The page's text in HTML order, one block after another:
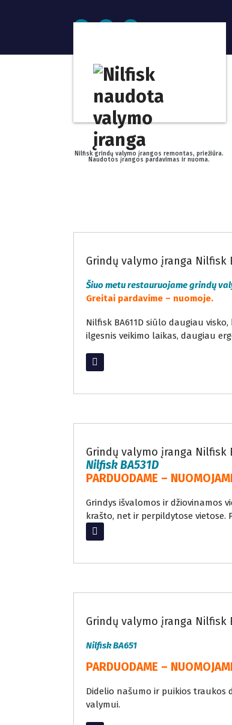
Nilfisk grindų valymo įrangos remontas, priežiūra.
Naudotos įrangos pardavimas ir nuoma.
Grindų valymo įranga Nilfisk
Šiuo metu restauruojame grindų
Greitai pardavime – nuomoje.
Nilfisk BA611D siūlo daugiau
ilgesnis veikimo laikas, daugiau
Read More
Grindų valymo įranga Nilfisk
Nilfisk BA531D
PARDUODAME –
Grindys išvalomos ir džiovinamos
krašto, net ir perpildytose
Read More
Grindų valymo įranga Nilfisk
Nilfisk BA651
PARDUODAME –
Didelio našumo ir puikios traukos
valymui.